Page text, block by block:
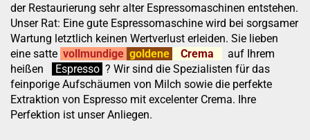
der Restaurierung sehr alter Espressomaschinen entstehen.
Unser Rat: Eine gute Espressomaschine wird bei sorgsamer
Wartung letztlich keinen Wertverlust erleiden. Sie lieben
eine satte vollmundige goldene Crema
auf Ihrem
heißen
Espresso ? Wir sind die Spezialisten für das
feinporige Aufschäumen von Milch sowie die perfekte
Extraktion von Espresso mit excelenter Crema. Ihre
Perfektion ist unser Anliegen.